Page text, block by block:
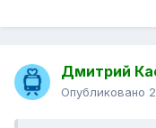
Дмитрий
Опубликовано